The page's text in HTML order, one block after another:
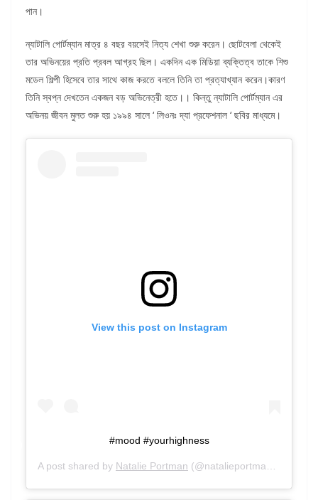
পান।
ন্যাটালি পোর্টম্যান মাত্র ৪ বছর বয়সেই নিত্য শেখা শুরু করেন। ছোটবেলা থেকেই
তার অভিনয়ের প্রতি প্রবল আগ্রহ ছিল। একদিন এক মিডিয়া ব্যক্তিত্ব তাকে শিশু
মডেল শিল্পী হিসেবে তার সাথে কাজ করতে বললে তিনি তা প্রত্যাখ্যান করেন।কারণ
তিনি স্বপ্ন দেখতেন একজন বড় অভিনেত্রী হতে।। কিন্তু ন্যাটালি পোর্টম্যান এর
অভিনয় জীবন মুলত শুরু হয় ১৯৯৪ সালে ‘ লিওনঃ দ্যা প্রফেশনাল ‘ ছবির মাধ্যমে।
View this post on Instagram
#mood #yourhighness
A post shared by Natalie Portman (@natalieportman) on